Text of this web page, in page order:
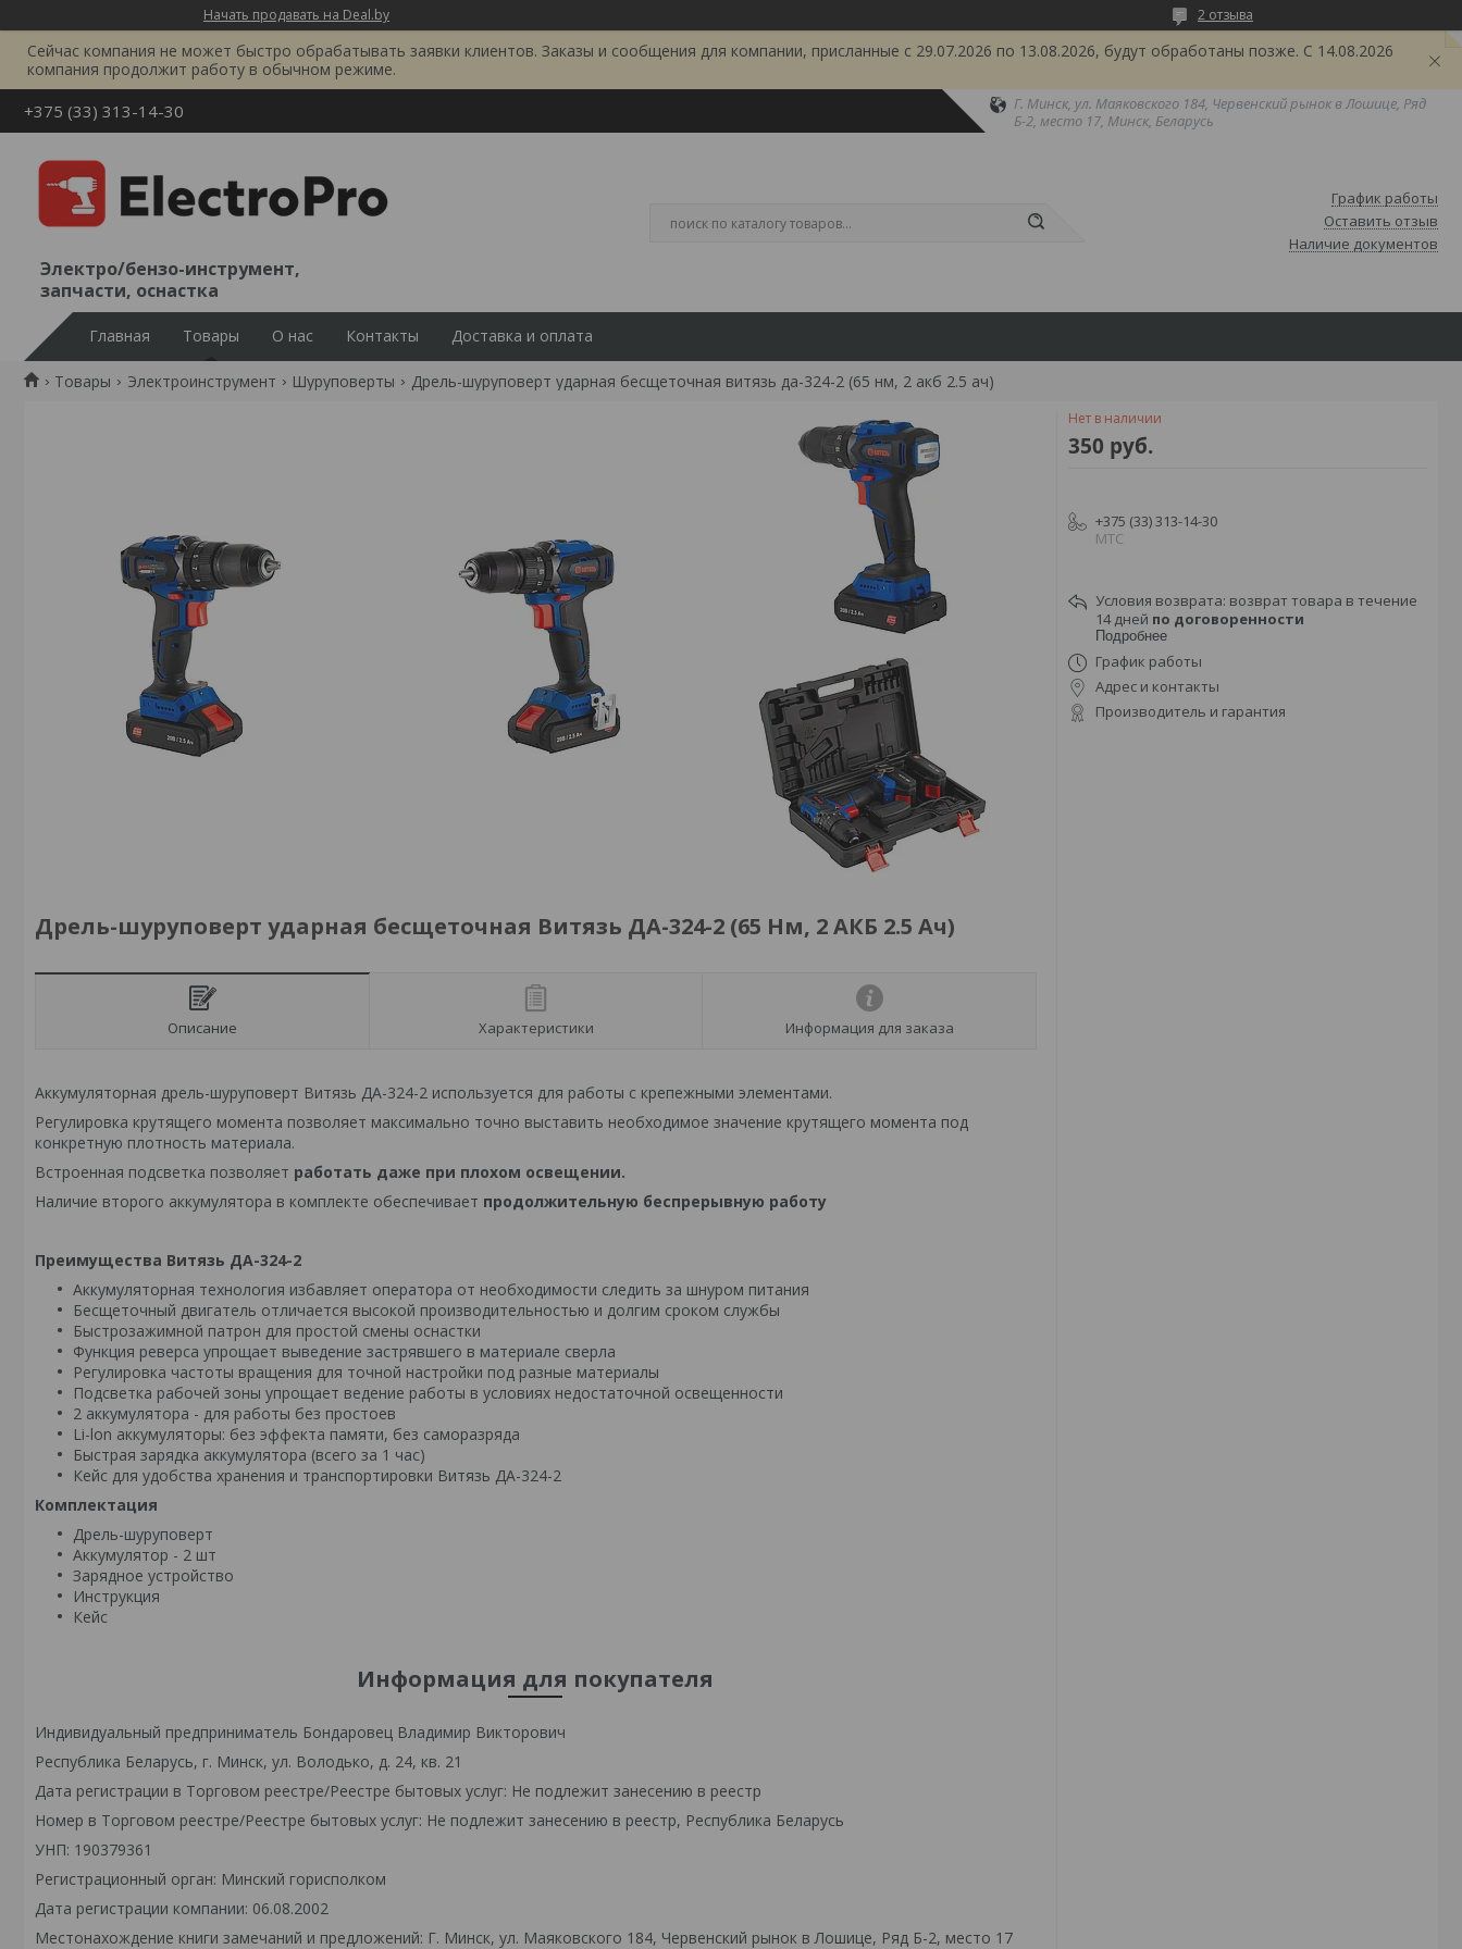
Начать продавать на Deal.by 2 отзыва
Сейчас компания не может быстро обрабатывать заявки клиентов. Заказы и сообщения для компании, присланные с 29.07.2026 по 13.08.2026, будут обработаны позже. С 14.08.2026
компания продолжит работу в обычном режиме.
+375 (33) 313-14-30
Г. Минск, ул. Маяковского 184, Червенский рынок в Лошице, Ряд
Б-2, место 17, Минск, Беларусь
Электро/бензо-инструмент,
запчасти, оснастка
График работы
Оставить отзыв
Наличие документов
Главная Товары О нас Контакты Доставка и оплата
Товары Электроинструмент Шуруповерты Дрель-шуруповерт ударная бесщеточная витязь да-324-2 (65 нм, 2 акб 2.5 ач)
Дрель-шуруповерт ударная бесщеточная Витязь ДА-324-2 (65 Нм, 2 АКБ 2.5 Ач)
Описание Характеристики Информация для заказа
Аккумуляторная дрель-шуруповерт Витязь ДА-324-2 используется для работы с крепежными элементами.
Регулировка крутящего момента позволяет максимально точно выставить необходимое значение крутящего момента под
конкретную плотность материала.
Встроенная подсветка позволяет работать даже при плохом освещении.
Наличие второго аккумулятора в комплекте обеспечивает продолжительную беспрерывную работу
Преимущества Витязь ДА-324-2
Аккумуляторная технология избавляет оператора от необходимости следить за шнуром питания
Бесщеточный двигатель отличается высокой производительностью и долгим сроком службы
Быстрозажимной патрон для простой смены оснастки
Функция реверса упрощает выведение застрявшего в материале сверла
Регулировка частоты вращения для точной настройки под разные материалы
Подсветка рабочей зоны упрощает ведение работы в условиях недостаточной освещенности
2 аккумулятора - для работы без простоев
Li-lon аккумуляторы: без эффекта памяти, без саморазряда
Быстрая зарядка аккумулятора (всего за 1 час)
Кейс для удобства хранения и транспортировки Витязь ДА-324-2
Комплектация
Дрель-шуруповерт
Аккумулятор - 2 шт
Зарядное устройство
Инструкция
Кейс
Информация для покупателя
Индивидуальный предприниматель Бондаровец Владимир Викторович
Республика Беларусь, г. Минск, ул. Володько, д. 24, кв. 21
Дата регистрации в Торговом реестре/Реестре бытовых услуг: Не подлежит занесению в реестр
Номер в Торговом реестре/Реестре бытовых услуг: Не подлежит занесению в реестр, Республика Беларусь
УНП: 190379361
Регистрационный орган: Минский горисполком
Дата регистрации компании: 06.08.2002
Местонахождение книги замечаний и предложений: Г. Минск, ул. Маяковского 184, Червенский рынок в Лошице, Ряд Б-2, место 17
Нет в наличии
350 руб.
+375 (33) 313-14-30
МТС
возврат товара в течение
14 дней по договоренности
Подробнее
График работы
Адрес и контакты
Производитель и гарантия